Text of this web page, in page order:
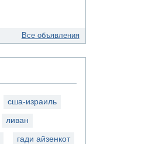
Все объявления
сша-израиль
ливан
гади айзенкот